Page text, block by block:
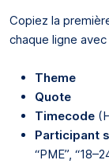
Copiez la
chaque ligne
Theme
Quote
Timecode
Participant
“PME”,